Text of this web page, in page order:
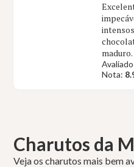
maduro.
Nota:
Charutos da
Veja os charutos mais bem